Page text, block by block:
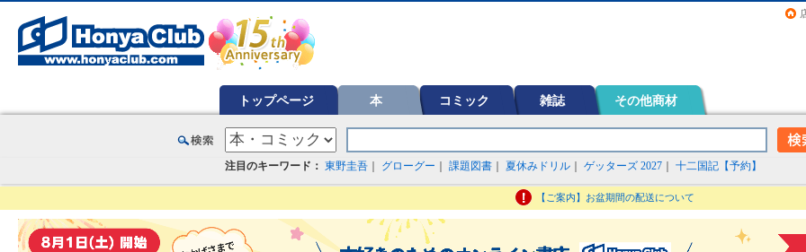
トップページ 本 コミック 雑誌 その他商材
注目のキーワード： 東野圭吾 グローグー 課題図書 夏休みドリル ゲッターズ 2027 十二国記【予約】
【ご案内】お盆期間の配送について